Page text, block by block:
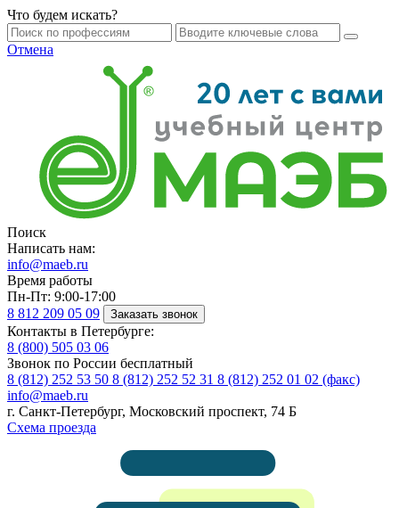
Что будем искать?
Отмена
Поиск
Написать нам:
info@maeb.ru
Время работы
Пн-Пт: 9:00-17:00
8 812 209 05 09 Заказать звонок
Контакты в Петербурге:
8 (800) 505 03 06
Звонок по России бесплатный
8 (812) 252 53 50 8 (812) 252 52 31 8 (812) 252 01 02 (факс)
info@maeb.ru
г. Санкт-Петербург, Московский проспект, 74 Б
Схема проезда